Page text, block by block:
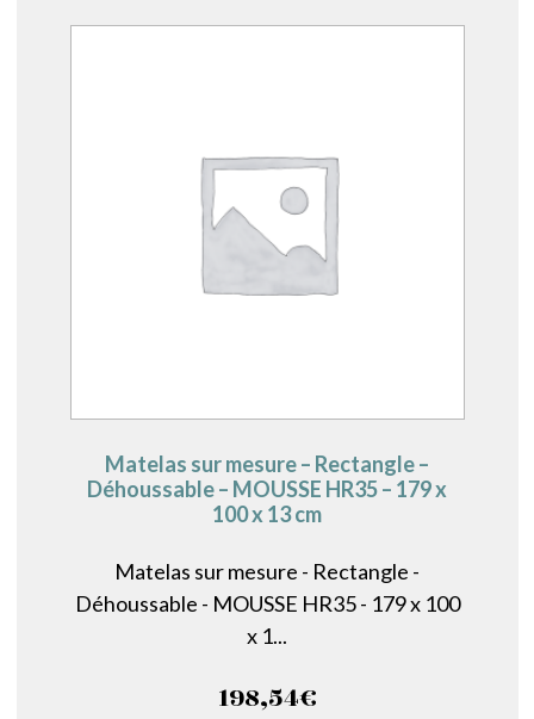
Matelas sur mesure – Rectangle –
Déhoussable – MOUSSE HR35 – 179 x
100 x 13 cm
Matelas sur mesure - Rectangle -
Déhoussable - MOUSSE HR35 - 179 x 100
x 1...
198,54€